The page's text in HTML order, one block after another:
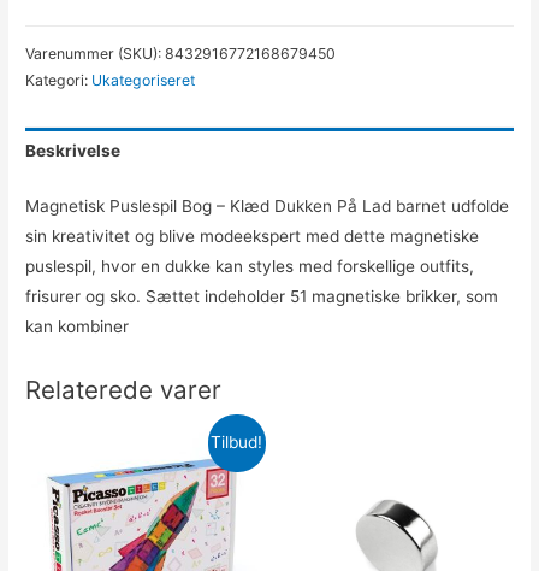
Varenummer (SKU):8432916772168679450
Kategori: Ukategoriseret
Beskrivelse
Magnetisk Puslespil Bog – Klæd Dukken På Lad barnet udfolde
sin kreativitet og blive modeekspert med dette magnetiske
puslespil, hvor en dukke kan styles med forskellige outfits,
frisurer og sko. Sættet indeholder 51 magnetiske brikker, som
kan kombiner
Relaterede varer
Tilbud!